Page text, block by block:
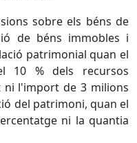
sobre els béns de
de béns immobles i
patrimonial quan el
10 % dels recursos
ni l'import de 3 milions
del patrimoni, quan el
ni la quantia